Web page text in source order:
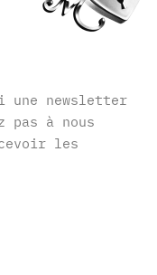
une newsletter
pas à nous
les